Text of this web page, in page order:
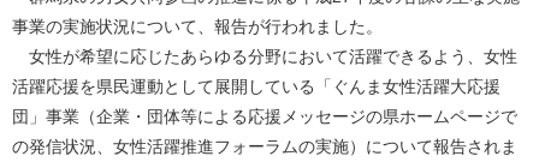
事業の実施状況について、報告が行われました。
女性が希望に応じたあらゆる分野において活躍できるよう、女性
活躍応援を県民運動として展開している「ぐんま女性活躍大応援
団」事業（企業・団体等による応援メッセージの県ホームページで
の発信状況、女性活躍推進フォーラムの実施）について報告されま